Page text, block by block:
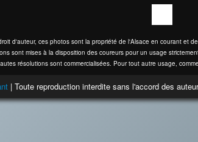
d'auteur, ces photos sont la propriété de l'Alsace en courant et
sont mises à la disposition des coureurs pour un usage
résolutions sont commercialisées. Pour tout autre usage,
| Toute reproduction interdite sans l'accord des